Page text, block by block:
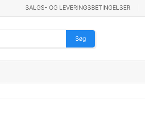
SALGS- OG LEVERINGSBETINGELSER
Søg